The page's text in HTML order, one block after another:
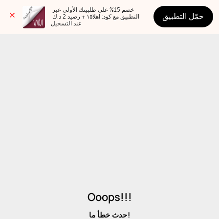
عند التسجيل
حمّل التطبيق
Ooops!!!
حدث خطأ ما!